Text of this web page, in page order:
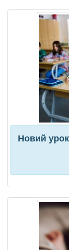
Новий